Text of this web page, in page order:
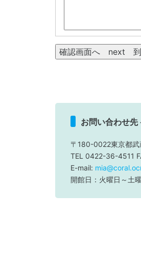
お問い合わせ先
〒180-0022東京都
TEL 0422-36-4511
E-mail:
開館日：火曜日～土